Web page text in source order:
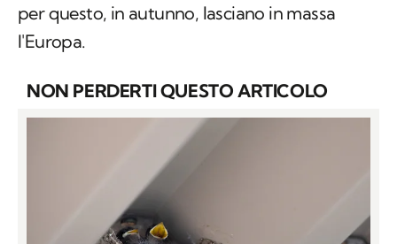
per questo, in autunno, lasciano in massa
l'Europa.
NON PERDERTI QUESTO ARTICOLO